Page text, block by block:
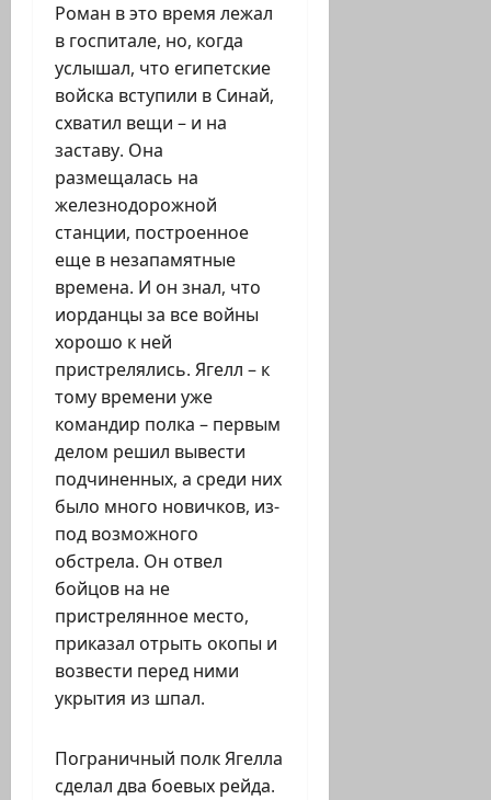
Роман в это время лежал
в госпитале, но, когда
услышал, что египетские
войска вступили в Синай,
схватил вещи – и на
заставу. Она
размещалась на
железнодорожной
станции, построенное
еще в незапамятные
времена. И он знал, что
иорданцы за все войны
хорошо к ней
пристрелялись. Ягелл – к
тому времени уже
командир полка – первым
делом решил вывести
подчиненных, а среди них
было много новичков, из-
под возможного
обстрела. Он отвел
бойцов на не
пристрелянное место,
приказал отрыть окопы и
возвести перед ними
укрытия из шпал.
Пограничный полк Ягелла
сделал два боевых рейда.